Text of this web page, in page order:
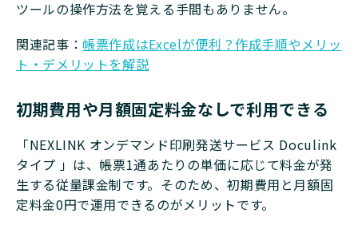
ツールの操作方法を覚える手間もありません。
関連記事： 帳票作成はExcelが便利？作成手順やメリッ
ト・デメリットを解説
初期費用や月額固定料金なしで利用できる
「NEXLINK オンデマンド印刷発送サービス Doculink
タイプ 」は、帳票1通あたりの単価に応じて料金が発
生する従量課金制です。そのため、初期費用と月額固
定料金0円で運用できるのがメリットです。